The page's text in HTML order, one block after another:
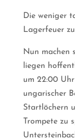
Die weniger
Lagerfeuer
Nun machen
liegen
um 22:00
ungarischer
Startlöchern
Trompete zu